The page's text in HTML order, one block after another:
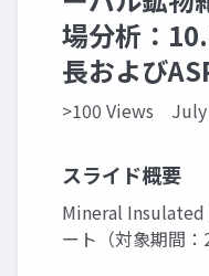
場分析：
長および
>100 Views
スライド概要
Mineral Insulated
ート（対象期間：